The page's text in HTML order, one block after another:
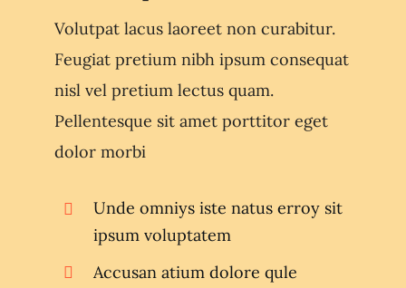
Volutpat lacus laoreet non curabitur.
Feugiat pretium nibh ipsum consequat
nisl vel pretium lectus quam.
Pellentesque sit amet porttitor eget
dolor morbi
Unde omniys iste natus erroy sit
ipsum voluptatem
Accusan atium dolore qule